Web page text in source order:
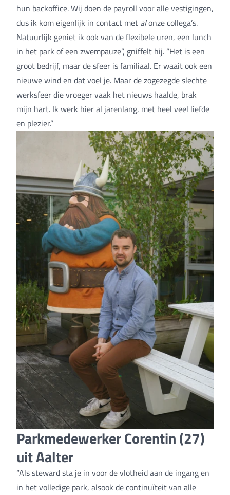
hun backoffice. Wij doen de payroll voor alle vestigingen,
dus ik kom eigenlijk in contact met alonze collega’s.
Natuurlijk geniet ik ook van de flexibele uren, een lunch
in het park of een zwempauze”, gniffelt hij. “Het is een
groot bedrijf, maar de sfeer is familiaal. Er waait ook een
nieuwe wind en dat voel je. Maar de zogezegde slechte
werksfeer die vroeger vaak het nieuws haalde, brak
mijn hart. Ik werk hier al jarenlang, met heel veel liefde
en plezier.”
Parkmedewerker Corentin (27)
uit Aalter
“Als steward sta je in voor de vlotheid aan de ingang en
in het volledige park, alsook de continuïteit van alle